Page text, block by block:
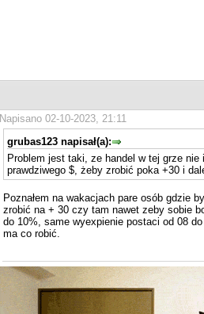
Napisano 02-10-2023, 21:11
grubas123 napisał(a):
Problem jest taki, ze handel w tej grze
prawdziwego $, żeby zrobić poka +30 i
Poznałem na wakacjach pare osób gdzie
zrobić na + 30 czy tam nawet zeby sobie
do 10%, same wyexpienie postaci od 08
ma co robić.